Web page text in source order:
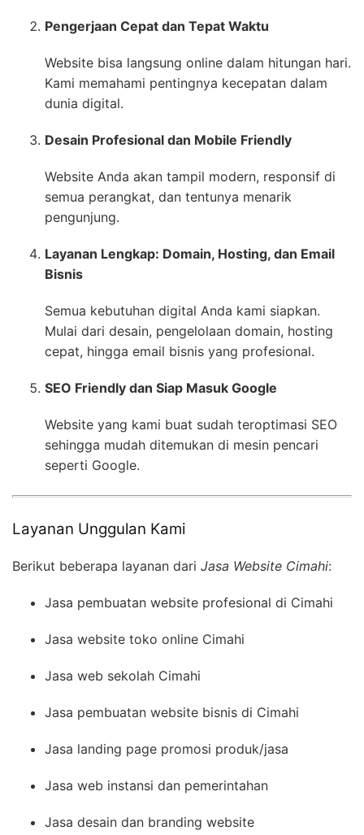
Pengerjaan Cepat dan Tepat Waktu
Website bisa langsung online dalam hitungan hari.
Kami memahami pentingnya kecepatan dalam
dunia digital.
Desain Profesional dan Mobile Friendly
Website Anda akan tampil modern, responsif di
semua perangkat, dan tentunya menarik
pengunjung.
Layanan Lengkap: Domain, Hosting, dan Email
Bisnis
Semua kebutuhan digital Anda kami siapkan.
Mulai dari desain, pengelolaan domain, hosting
cepat, hingga email bisnis yang profesional.
SEO Friendly dan Siap Masuk Google
Website yang kami buat sudah teroptimasi SEO
sehingga mudah ditemukan di mesin pencari
seperti Google.
Layanan Unggulan Kami
Berikut beberapa layanan dari Jasa Website Cimahi:
Jasa pembuatan website profesional di Cimahi
Jasa website toko online Cimahi
Jasa web sekolah Cimahi
Jasa pembuatan website bisnis di Cimahi
Jasa landing page promosi produk/jasa
Jasa web instansi dan pemerintahan
Jasa desain dan branding website